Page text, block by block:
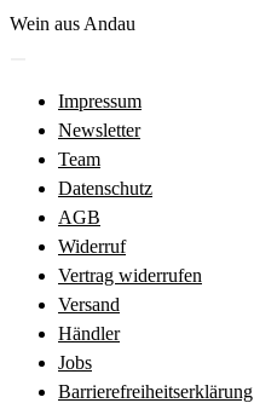
Zum
Wein aus Andau
Impressum
Newsletter
Team
Datenschutz
AGB
Widerruf
Vertrag widerrufen
Versand
Händler
Jobs
Barrierefreiheitserklärung